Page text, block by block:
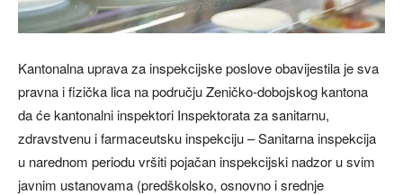
Kantonalna uprava za inspekcijske poslove obavijestila je sva
pravna i fizička lica na području Zeničko-dobojskog kantona
da će kantonalni inspektori Inspektorata za sanitarnu,
zdravstvenu i farmaceutsku inspekciju – Sanitarna inspekcija
u narednom periodu vršiti pojačan inspekcijski nadzor u svim
javnim ustanovama (predškolsko, osnovno i srednje